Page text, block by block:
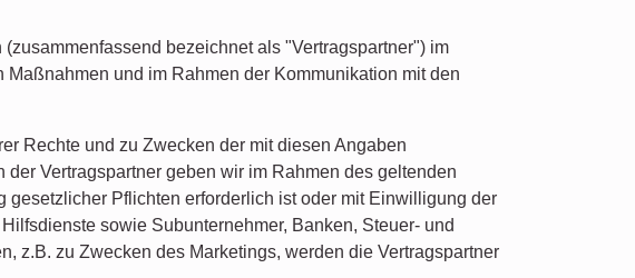
bezeichnet als "Vertragspartner") im
und im Rahmen der Kommunikation mit den
Rechte und zu Zwecken der mit diesen Angaben
Vertragspartner geben wir im Rahmen des geltenden
Pflichten erforderlich ist oder mit Einwilligung der
sowie Subunternehmer, Banken, Steuer- und
z.B. zu Zwecken des Marketings, werden die Vertragspartner